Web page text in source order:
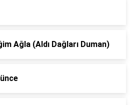
Ağla (Aldı Dağları Duman)